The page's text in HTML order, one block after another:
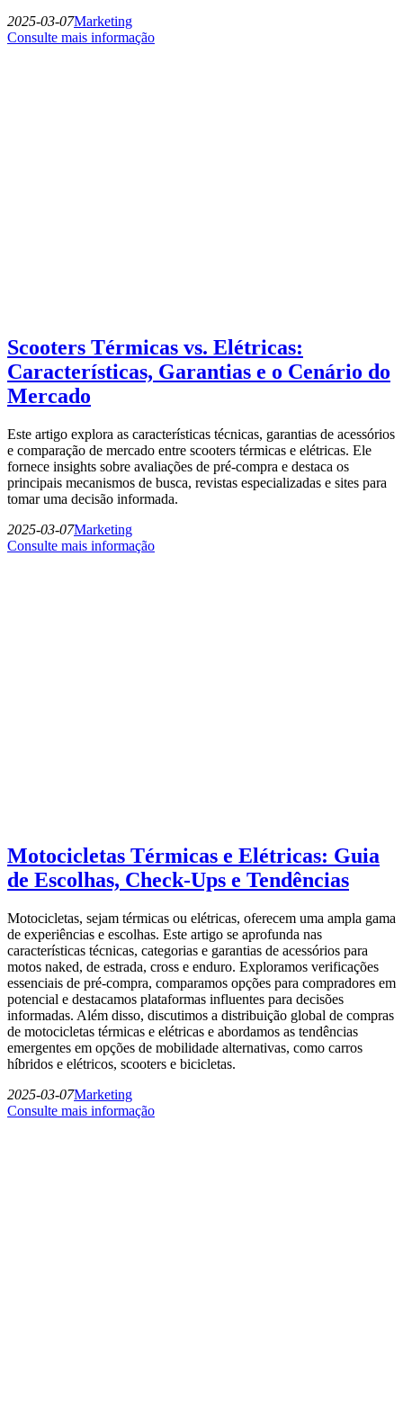
2025-03-07Marketing
Consulte mais informação
Scooters Térmicas vs. Elétricas:
Características, Garantias e o Cenário do
Mercado
Este artigo explora as características técnicas, garantias de acessórios
e comparação de mercado entre scooters térmicas e elétricas. Ele
fornece insights sobre avaliações de pré-compra e destaca os
principais mecanismos de busca, revistas especializadas e sites para
tomar uma decisão informada.
2025-03-07Marketing
Consulte mais informação
Motocicletas Térmicas e Elétricas: Guia
de Escolhas, Check-Ups e Tendências
Motocicletas, sejam térmicas ou elétricas, oferecem uma ampla gama
de experiências e escolhas. Este artigo se aprofunda nas
características técnicas, categorias e garantias de acessórios para
motos naked, de estrada, cross e enduro. Exploramos verificações
essenciais de pré-compra, comparamos opções para compradores em
potencial e destacamos plataformas influentes para decisões
informadas. Além disso, discutimos a distribuição global de compras
de motocicletas térmicas e elétricas e abordamos as tendências
emergentes em opções de mobilidade alternativas, como carros
híbridos e elétricos, scooters e bicicletas.
2025-03-07Marketing
Consulte mais informação